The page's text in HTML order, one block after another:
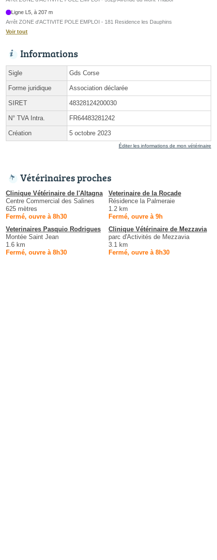
Ligne L5, à 207 m
Arrêt ZONE d'ACTIVITE POLE EMPLOI - 181 Residence les Dauphins
Voir tout
Informations
Sigle Gds Corse
Forme juridique Association déclarée
SIRET 48328124200030
N° TVA Intra. FR64483281242
Création 5 octobre 2023
Éditer les informations de mon vétérinaire
Vétérinaires proches
Clinique Vétérinaire de l'Altagna
Centre Commercial des Salines
625 mètres
Fermé, ouvre à 8h30
Veterinaire de la Rocade
Résidence la Palmeraie
1.2 km
Fermé, ouvre à 9h
Veterinaires Pasquio Rodrigues
Montée Saint Jean
1.6 km
Fermé, ouvre à 8h30
Clinique Vétérinaire de Mezzavia
parc d'Activités de Mezzavia
3.1 km
Fermé, ouvre à 8h30